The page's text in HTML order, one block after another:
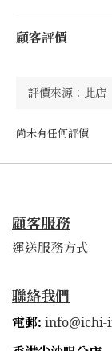
顧客評價
尚未有任何評價
顧客服務
運送服務方式
聯絡我們
電郵: info@ichi-